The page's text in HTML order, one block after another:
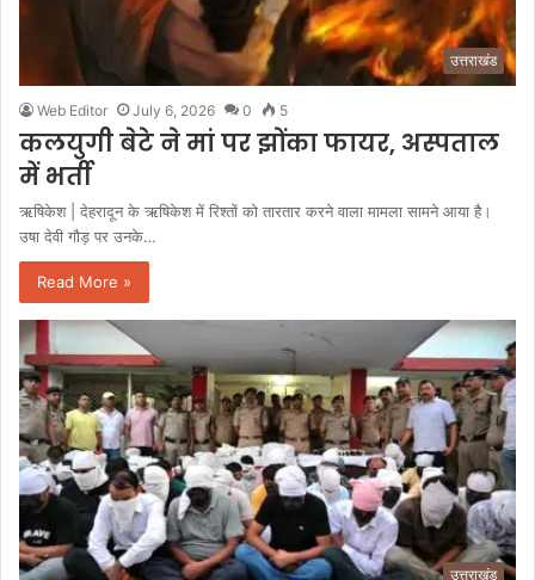
उत्तराखंड
Web Editor July 6, 2026 0 5
कलयुगी बेटे ने मां पर झोंका फायर, अस्पताल
में भर्ती
ऋषिकेश | देहरादून के ऋषिकेश में रिश्तों को तारतार करने वाला मामला सामने आया है।
उषा देवी गौड़ पर उनके…
Read More »
उत्तराखंड